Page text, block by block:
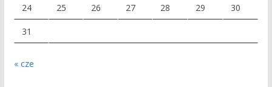
24 25 26 27 28 29 30
31
« cze